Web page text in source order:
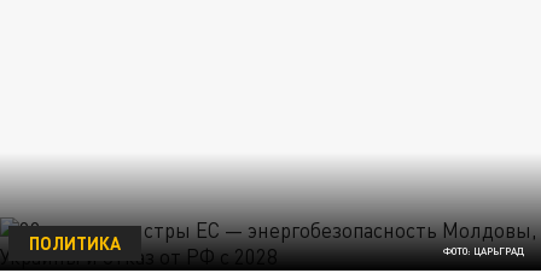
ФОТО: ЦАРЬГРАД
ПОЛИТИКА